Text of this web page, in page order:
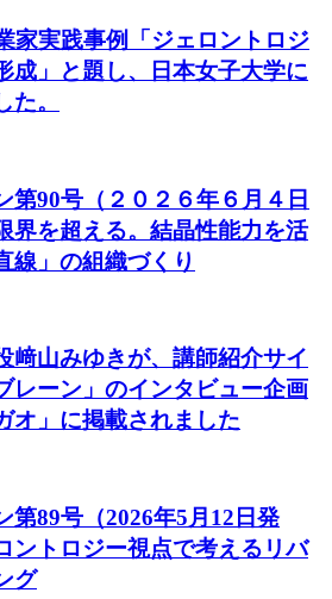
家実践事例「ジェロントロジ
成」と題し、日本女子大学に
。
第90号（２０２６年６月４日
界を超える。結晶性能力を活
線」の組織づくり
﨑山みゆきが、講師紹介サイ
レーン」のインタビュー企画
オ」に掲載されました
第89号（2026年5月12日発
ントロジー視点で考えるリバ
グ